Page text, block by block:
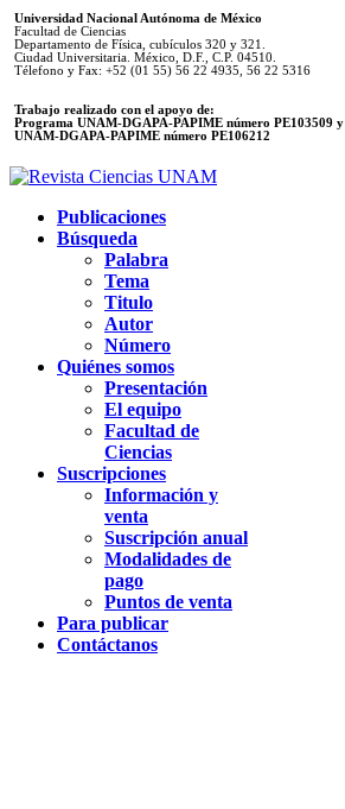
Universidad Nacional Autónoma de México
Facultad de Ciencias
Departamento de Física, cubículos 320 y 321.
Ciudad Universitaria. México, D.F., C.P. 04510.
Télefono y Fax: +52 (01 55) 56 22 4935, 56 22 5316
Trabajo realizado con el apoyo de:
Programa UNAM-DGAPA-PAPIME número PE103509 y
UNAM-DGAPA-PAPIME número PE106212
Publicaciones
Búsqueda
Palabra
Tema
Titulo
Autor
Número
Quiénes somos
Presentación
El equipo
Facultad de
Ciencias
Suscripciones
Información y
venta
Suscripción anual
Modalidades de
pago
Puntos de venta
Para publicar
Contáctanos